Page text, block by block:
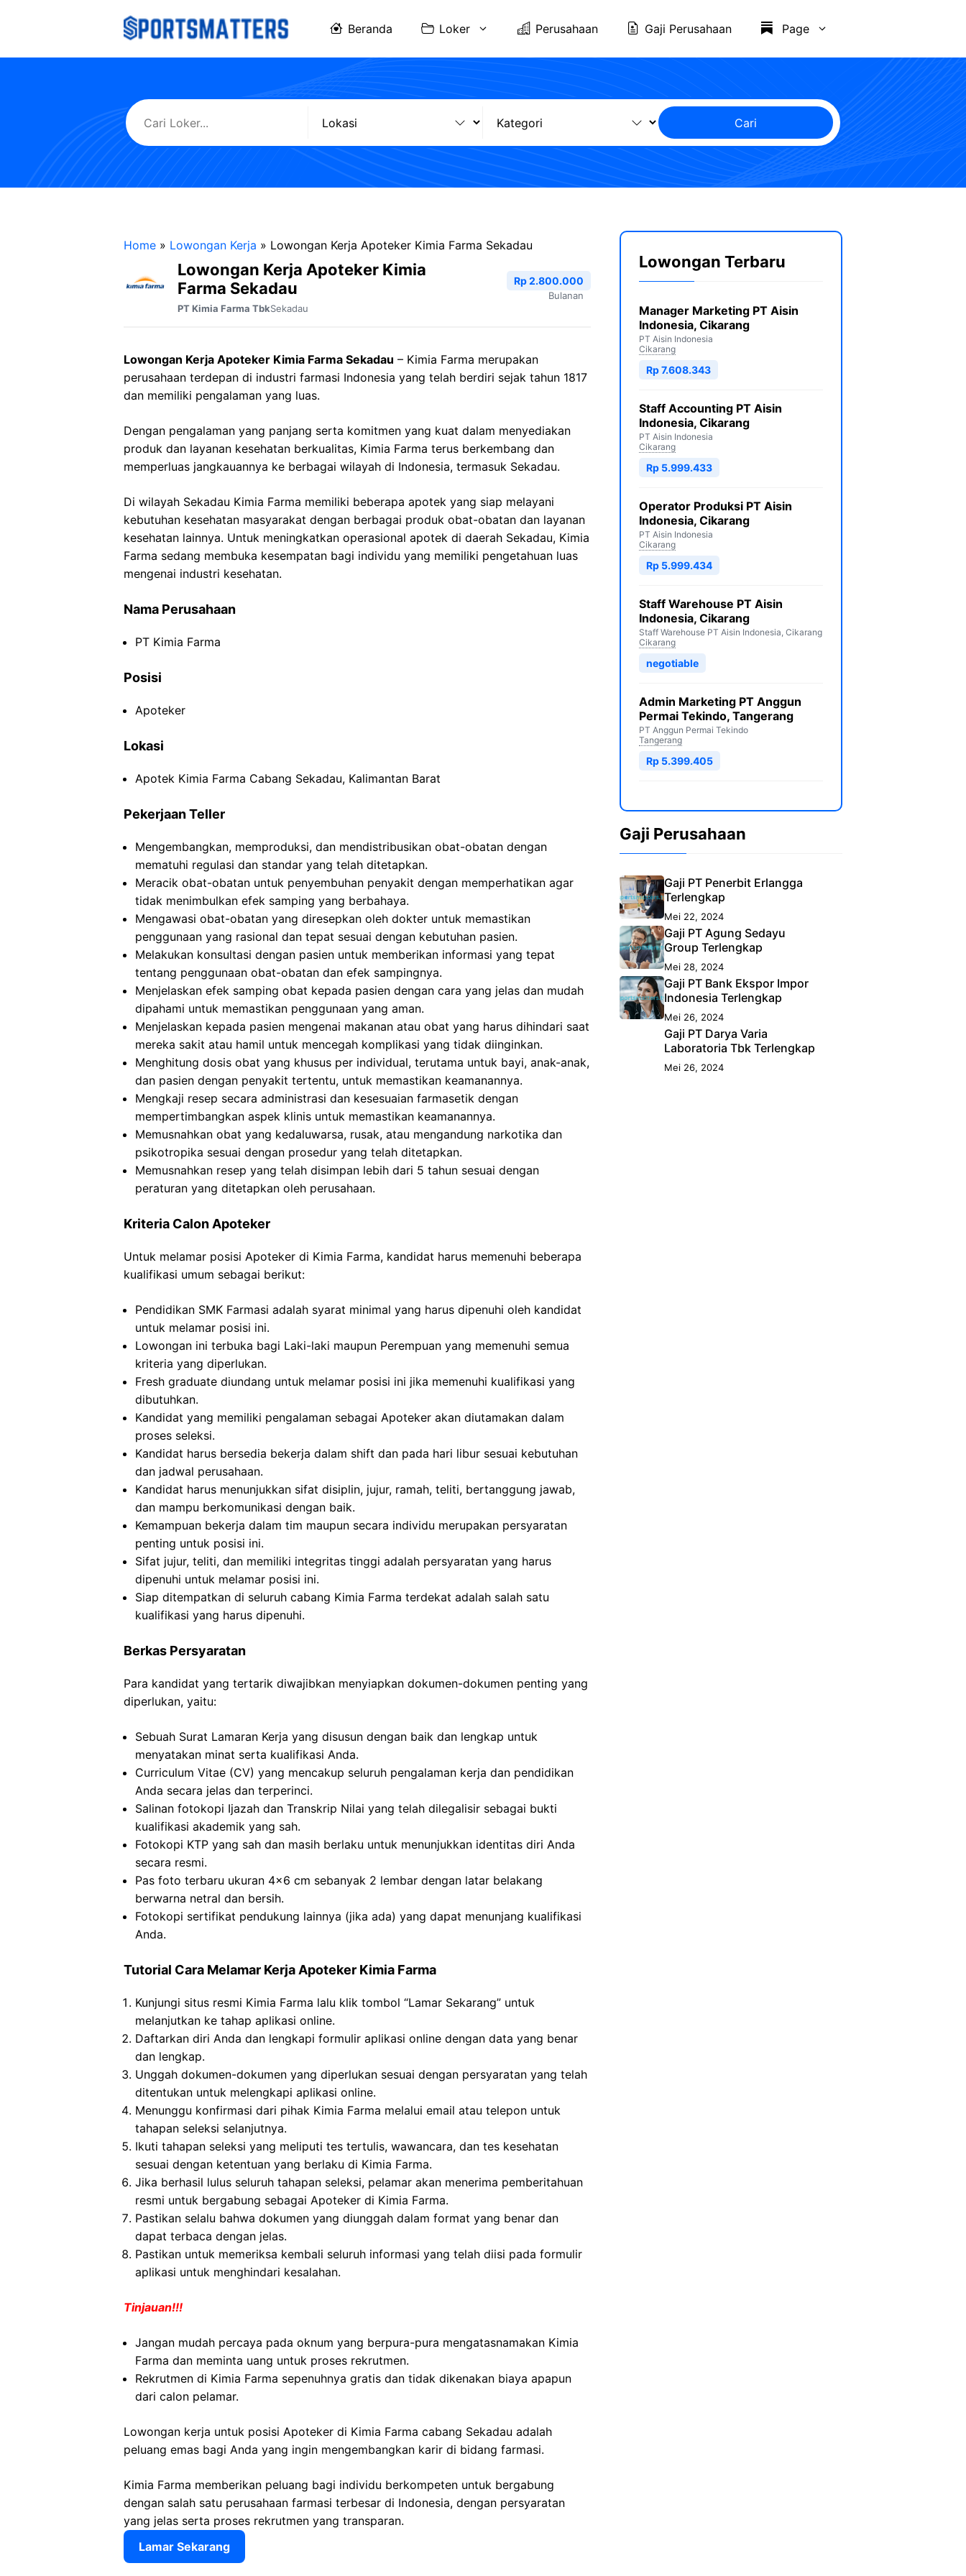
Beranda Loker Perusahaan Gaji Perusahaan Page
Cari
Home » Lowongan Kerja » Lowongan Kerja Apoteker Kimia Farma Sekadau
Lowongan Kerja Apoteker Kimia
Farma Sekadau
PT Kimia Farma TbkSekadau
Rp 2.800.000
Bulanan
Lowongan Kerja Apoteker Kimia Farma Sekadau – Kimia Farma merupakan
perusahaan terdepan di industri farmasi Indonesia yang telah berdiri sejak tahun 1817
dan memiliki pengalaman yang luas.
Dengan pengalaman yang panjang serta komitmen yang kuat dalam menyediakan
produk dan layanan kesehatan berkualitas, Kimia Farma terus berkembang dan
memperluas jangkauannya ke berbagai wilayah di Indonesia, termasuk Sekadau.
Di wilayah Sekadau Kimia Farma memiliki beberapa apotek yang siap melayani
kebutuhan kesehatan masyarakat dengan berbagai produk obat-obatan dan layanan
kesehatan lainnya. Untuk meningkatkan operasional apotek di daerah Sekadau, Kimia
Farma sedang membuka kesempatan bagi individu yang memiliki pengetahuan luas
mengenai industri kesehatan.
Nama Perusahaan
PT Kimia Farma
Posisi
Apoteker
Lokasi
Apotek Kimia Farma Cabang Sekadau, Kalimantan Barat
Pekerjaan Teller
Mengembangkan, memproduksi, dan mendistribusikan obat-obatan dengan
mematuhi regulasi dan standar yang telah ditetapkan.
Meracik obat-obatan untuk penyembuhan penyakit dengan memperhatikan agar
tidak menimbulkan efek samping yang berbahaya.
Mengawasi obat-obatan yang diresepkan oleh dokter untuk memastikan
penggunaan yang rasional dan tepat sesuai dengan kebutuhan pasien.
Melakukan konsultasi dengan pasien untuk memberikan informasi yang tepat
tentang penggunaan obat-obatan dan efek sampingnya.
Menjelaskan efek samping obat kepada pasien dengan cara yang jelas dan mudah
dipahami untuk memastikan penggunaan yang aman.
Menjelaskan kepada pasien mengenai makanan atau obat yang harus dihindari saat
mereka sakit atau hamil untuk mencegah komplikasi yang tidak diinginkan.
Menghitung dosis obat yang khusus per individual, terutama untuk bayi, anak-anak,
dan pasien dengan penyakit tertentu, untuk memastikan keamanannya.
Mengkaji resep secara administrasi dan kesesuaian farmasetik dengan
mempertimbangkan aspek klinis untuk memastikan keamanannya.
Memusnahkan obat yang kedaluwarsa, rusak, atau mengandung narkotika dan
psikotropika sesuai dengan prosedur yang telah ditetapkan.
Memusnahkan resep yang telah disimpan lebih dari 5 tahun sesuai dengan
peraturan yang ditetapkan oleh perusahaan.
Kriteria Calon Apoteker
Untuk melamar posisi Apoteker di Kimia Farma, kandidat harus memenuhi beberapa
kualifikasi umum sebagai berikut:
Pendidikan SMK Farmasi adalah syarat minimal yang harus dipenuhi oleh kandidat
untuk melamar posisi ini.
Lowongan ini terbuka bagi Laki-laki maupun Perempuan yang memenuhi semua
kriteria yang diperlukan.
Fresh graduate diundang untuk melamar posisi ini jika memenuhi kualifikasi yang
dibutuhkan.
Kandidat yang memiliki pengalaman sebagai Apoteker akan diutamakan dalam
proses seleksi.
Kandidat harus bersedia bekerja dalam shift dan pada hari libur sesuai kebutuhan
dan jadwal perusahaan.
Kandidat harus menunjukkan sifat disiplin, jujur, ramah, teliti, bertanggung jawab,
dan mampu berkomunikasi dengan baik.
Kemampuan bekerja dalam tim maupun secara individu merupakan persyaratan
penting untuk posisi ini.
Sifat jujur, teliti, dan memiliki integritas tinggi adalah persyaratan yang harus
dipenuhi untuk melamar posisi ini.
Siap ditempatkan di seluruh cabang Kimia Farma terdekat adalah salah satu
kualifikasi yang harus dipenuhi.
Berkas Persyaratan
Para kandidat yang tertarik diwajibkan menyiapkan dokumen-dokumen penting yang
diperlukan, yaitu:
Sebuah Surat Lamaran Kerja yang disusun dengan baik dan lengkap untuk
menyatakan minat serta kualifikasi Anda.
Curriculum Vitae (CV) yang mencakup seluruh pengalaman kerja dan pendidikan
Anda secara jelas dan terperinci.
Salinan fotokopi Ijazah dan Transkrip Nilai yang telah dilegalisir sebagai bukti
kualifikasi akademik yang sah.
Fotokopi KTP yang sah dan masih berlaku untuk menunjukkan identitas diri Anda
secara resmi.
Pas foto terbaru ukuran 4×6 cm sebanyak 2 lembar dengan latar belakang
berwarna netral dan bersih.
Fotokopi sertifikat pendukung lainnya (jika ada) yang dapat menunjang kualifikasi
Anda.
Tutorial Cara Melamar Kerja Apoteker Kimia Farma
Kunjungi situs resmi Kimia Farma lalu klik tombol “Lamar Sekarang” untuk
melanjutkan ke tahap aplikasi online.
Daftarkan diri Anda dan lengkapi formulir aplikasi online dengan data yang benar
dan lengkap.
Unggah dokumen-dokumen yang diperlukan sesuai dengan persyaratan yang telah
ditentukan untuk melengkapi aplikasi online.
Menunggu konfirmasi dari pihak Kimia Farma melalui email atau telepon untuk
tahapan seleksi selanjutnya.
Ikuti tahapan seleksi yang meliputi tes tertulis, wawancara, dan tes kesehatan
sesuai dengan ketentuan yang berlaku di Kimia Farma.
Jika berhasil lulus seluruh tahapan seleksi, pelamar akan menerima pemberitahuan
resmi untuk bergabung sebagai Apoteker di Kimia Farma.
Pastikan selalu bahwa dokumen yang diunggah dalam format yang benar dan
dapat terbaca dengan jelas.
Pastikan untuk memeriksa kembali seluruh informasi yang telah diisi pada formulir
aplikasi untuk menghindari kesalahan.
Tinjauan!!!
Jangan mudah percaya pada oknum yang berpura-pura mengatasnamakan Kimia
Farma dan meminta uang untuk proses rekrutmen.
Rekrutmen di Kimia Farma sepenuhnya gratis dan tidak dikenakan biaya apapun
dari calon pelamar.
Lowongan kerja untuk posisi Apoteker di Kimia Farma cabang Sekadau adalah
peluang emas bagi Anda yang ingin mengembangkan karir di bidang farmasi.
Kimia Farma memberikan peluang bagi individu berkompeten untuk bergabung
dengan salah satu perusahaan farmasi terbesar di Indonesia, dengan persyaratan
yang jelas serta proses rekrutmen yang transparan.
Lamar Sekarang
Lowongan Terbaru
Manager Marketing PT Aisin
Indonesia, Cikarang
PT Aisin Indonesia
Cikarang
Rp 7.608.343
Staff Accounting PT Aisin
Indonesia, Cikarang
PT Aisin Indonesia
Cikarang
Rp 5.999.433
Operator Produksi PT Aisin
Indonesia, Cikarang
PT Aisin Indonesia
Cikarang
Rp 5.999.434
Staff Warehouse PT Aisin
Indonesia, Cikarang
Staff Warehouse PT Aisin Indonesia, Cikarang
Cikarang
negotiable
Admin Marketing PT Anggun
Permai Tekindo, Tangerang
PT Anggun Permai Tekindo
Tangerang
Rp 5.399.405
Gaji Perusahaan
Gaji PT Penerbit Erlangga
Terlengkap
Mei 22, 2024
Gaji PT Agung Sedayu
Group Terlengkap
Mei 28, 2024
Gaji PT Bank Ekspor Impor
Indonesia Terlengkap
Mei 26, 2024
Gaji PT Darya Varia
Laboratoria Tbk Terlengkap
Mei 26, 2024